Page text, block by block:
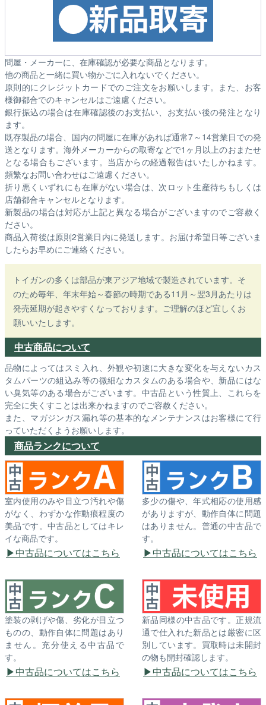
問屋・メーカーに、在庫確認が必要な商品となります。
他の商品と一緒に買い物かごに入れないでください。
原則的にクレジットカードでのご注文をお願いします。また、お客
様御都合でのキャンセルはご遠慮ください。
銀行振込の場合は在庫確認後のお支払い、お支払い後の発注となり
ます。
既存製品の場合、国内の問屋に在庫があれば通常7～14営業日での発
送となります。海外メーカーからの取寄などで1ヶ月以上のおまたせ
となる場合もございます。 当店からの経過報告はいたしかねます。
頻繁なお問い合わせはご遠慮ください。
折り悪くいずれにも在庫がない場合は、次ロット生産待ちもしくは
店舗都合キャンセルとなります。
新製品の場合は対応が上記と異なる場合がございますのでご容赦く
ださい。
商品入荷後は原則2営業日内に発送します。お届け希望日等ございま
したらお早めにご連絡ください。
トイガンの多くは部品が東アジア地域で製造されています。そ
のため毎年、年末年始～春節の時期である11月～翌3月あたりは
発売延期が起きやすくなっております。ご理解のほど宜しくお
願いいたします。
中古商品について
品物によってはスミ入れ、外観や初速に大きな変化を与えないカス
タムパーツの組込み等の微細なカスタムのある場合や、新品にはな
い臭気等のある場合がございます。中古品という性質上、これらを
完全に失くすことは出来かねますのでご容赦ください。
また、マガジンガス漏れ等の基本的なメンテナンスはお客様にて行
っていただくようお願いします。
商品ランクについて
室内使用のみや目立つ汚れや傷
がなく、わずかな作動痕程度の
美品です。中古品としてはキレ
イな商品です。
中古品についてはこちら
多少の傷や、年式相応の使用感
がありますが、動作自体に問題
はありません。普通の中古品で
す。
中古品についてはこちら
塗装の剥げや傷、劣化が目立つ
ものの、動作自体に問題はあり
ません。充分使える中古品で
す。
中古品についてはこちら
新品同様の中古品です。正規流
通で仕入れた新品とは厳密に区
別しています。買取時は未開封
の物も開封確認します。
中古品についてはこちら